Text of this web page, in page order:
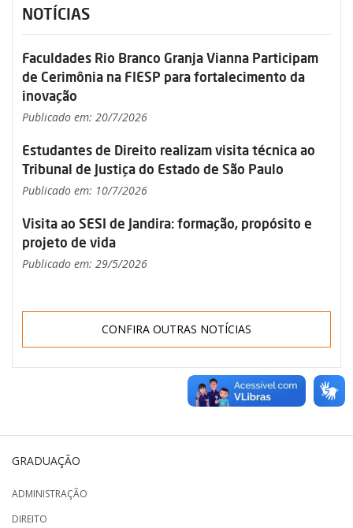
NOTÍCIAS
Faculdades Rio Branco Granja Vianna Participam
de Cerimônia na FIESP para fortalecimento da
inovação
Publicado em: 20/7/2026
Estudantes de Direito realizam visita técnica ao
Tribunal de Justiça do Estado de São Paulo
Publicado em: 10/7/2026
Visita ao SESI de Jandira: formação, propósito e
projeto de vida
Publicado em: 29/5/2026
CONFIRA OUTRAS NOTÍCIAS
GRADUAÇÃO
ADMINISTRAÇÃO
DIREITO